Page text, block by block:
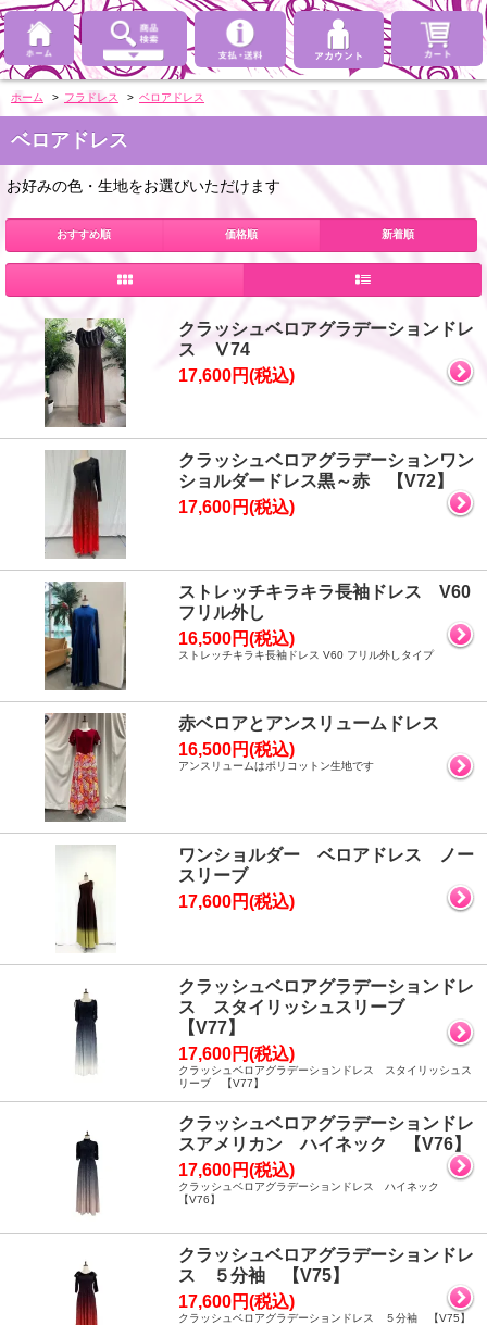
ホーム > フラドレス > ベロアドレス
ベロアドレス
お好みの色・生地をお選びいただけます
おすすめ順 価格順 新着順
クラッシュベロアグラデーションドレ
ス Ⅴ74
17,600円(税込)
クラッシュベロアグラデーションワン
ショルダードレス黒～赤 【V72】
17,600円(税込)
ストレッチキラキラ長袖ドレス V60
フリル外し
16,500円(税込)
ストレッチキラキ長袖ドレス V60 フリル外しタイプ
赤ベロアとアンスリュームドレス
16,500円(税込)
アンスリュームはポリコットン生地です
ワンショルダー ベロアドレス ノー
スリーブ
17,600円(税込)
クラッシュベロアグラデーションドレ
ス スタイリッシュスリーブ
【V77】
17,600円(税込)
クラッシュベロアグラデーションドレス スタイリッシュス
リーブ 【V77】
クラッシュベロアグラデーションドレ
スアメリカン ハイネック 【V76】
17,600円(税込)
クラッシュベロアグラデーションドレス ハイネック
【V76】
クラッシュベロアグラデーションドレ
ス ５分袖 【V75】
17,600円(税込)
クラッシュベロアグラデーションドレス ５分袖 【V75】